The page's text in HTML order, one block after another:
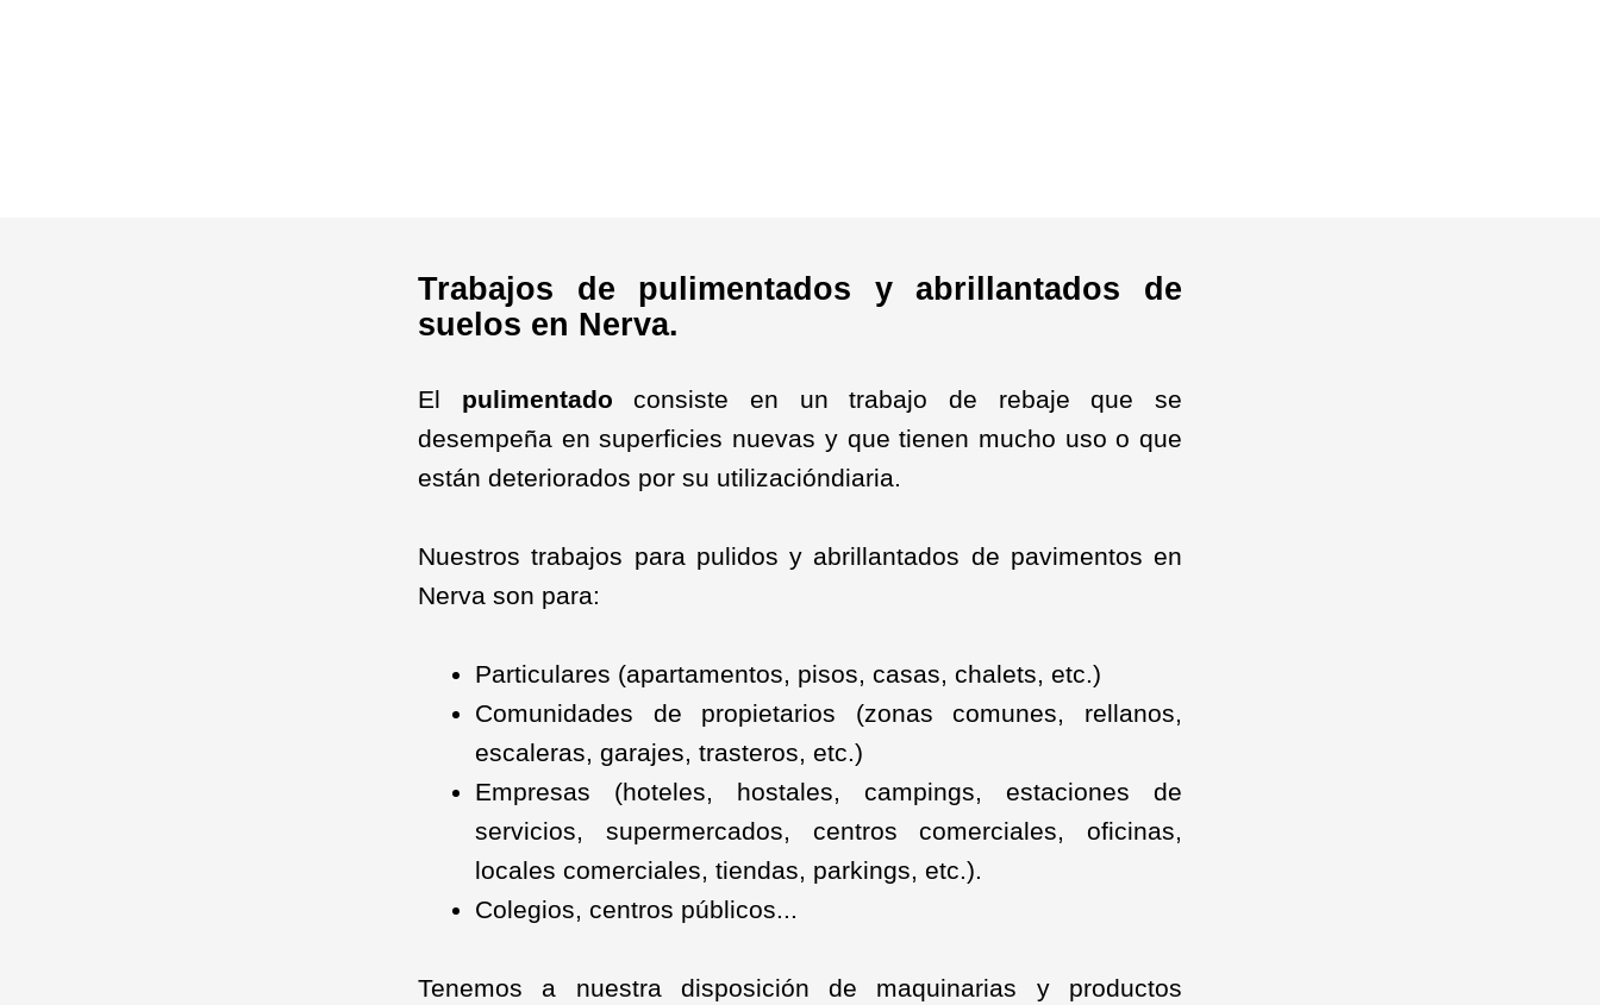
Trabajos de pulimentados y abrillantados de
suelos en Nerva.
El pulimentado consiste en un trabajo de rebaje que se
desempeña en superficies nuevas y que tienen mucho uso o que
están deteriorados por su utilizacióndiaria.
Nuestros trabajos para pulidos y abrillantados de pavimentos en
Nerva son para:
Particulares (apartamentos, pisos, casas, chalets, etc.)
Comunidades de propietarios (zonas comunes, rellanos,
escaleras, garajes, trasteros, etc.)
Empresas (hoteles, hostales, campings, estaciones de
servicios, supermercados, centros comerciales, oficinas,
locales comerciales, tiendas, parkings, etc.).
Colegios, centros públicos...
Tenemos a nuestra disposición de maquinarias y productos